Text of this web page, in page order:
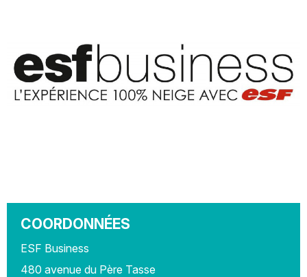
COORDONNÉES
ESF Business
480 avenue du Père Tasse